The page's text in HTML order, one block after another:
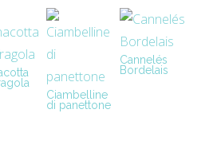
Ciambelline
di panettone
Cannelés
Bordelais